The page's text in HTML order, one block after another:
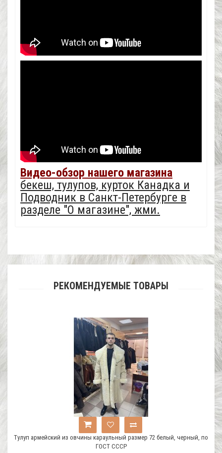
Видео-обзор нашего магазина
бекеш, тулупов, курток Канадка и
Подводник в Санкт-Петербурге в
разделе "О магазине", жми.
РЕКОМЕНДУЕМЫЕ ТОВАРЫ
Тулуп армейский из овчины караульный размер 72 белый, черный, по
ГОСТ СССР